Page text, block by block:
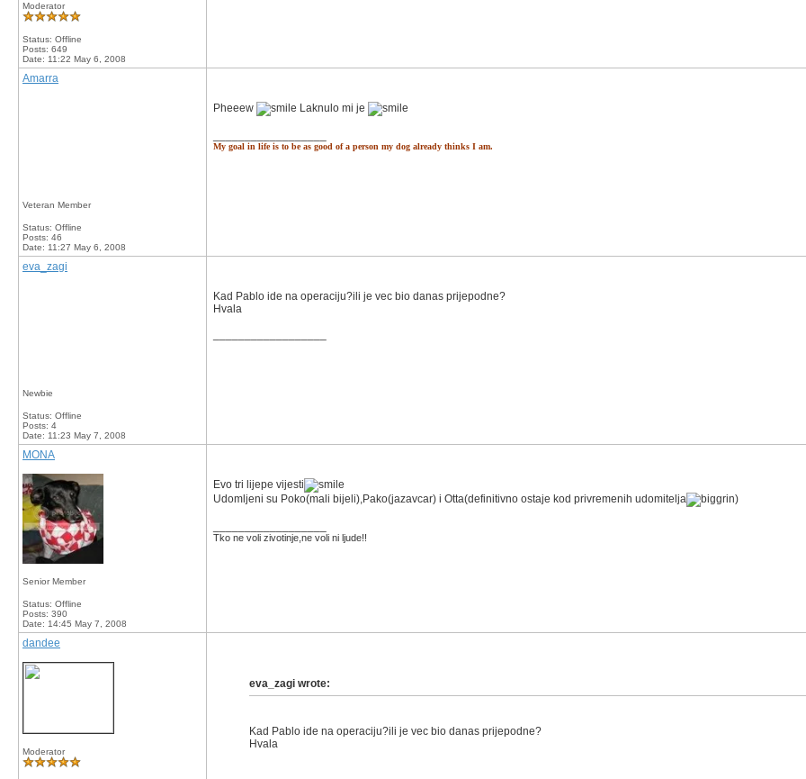
Moderator
Status: Offline
Posts: 649
Date: 11:22 May 6, 2008
Amarra
Veteran Member
Status: Offline
Posts: 46
Date: 11:27 May 6, 2008
Pheeew Laknulo mi je
My goal in life is to be as good of a person my dog already thinks I am.
eva_zagi
Newbie
Status: Offline
Posts: 4
Date: 11:23 May 7, 2008
Kad Pablo ide na operaciju?ili je vec bio danas prijepodne?
Hvala
MONA
Senior Member
Status: Offline
Posts: 390
Date: 14:45 May 7, 2008
Evo tri lijepe vijesti
Udomljeni su Poko(mali bijeli),Pako(jazavcar) i Otta(definitivno ostaje kod privremenih udomitelja
)
Tko ne voli zivotinje,ne voli ni ljude!!
dandee
Moderator
eva_zagi wrote:
Kad Pablo ide na operaciju?ili je vec bio danas prijepodne?
Hvala